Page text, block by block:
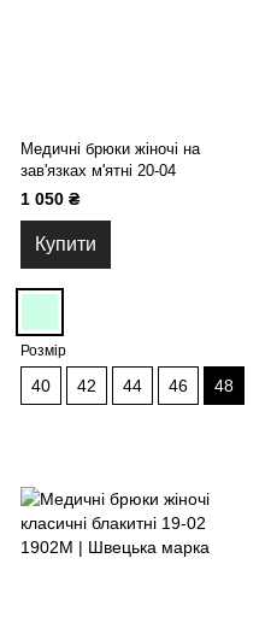
Медичні брюки жіночі на
зав'язках м'ятні 20-04
1 050 ₴
Купити
Розмір
40 42 44 46 48